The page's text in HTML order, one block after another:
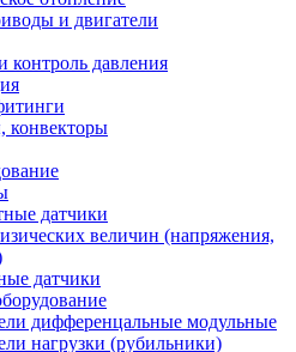
и двигатели
контроль давления
конвекторы
датчики
величин (напряжения,
датчики
дифференцальные модульные
нагрузки (рубильники)